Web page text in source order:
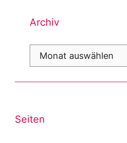
Archiv
Archiv
Seiten